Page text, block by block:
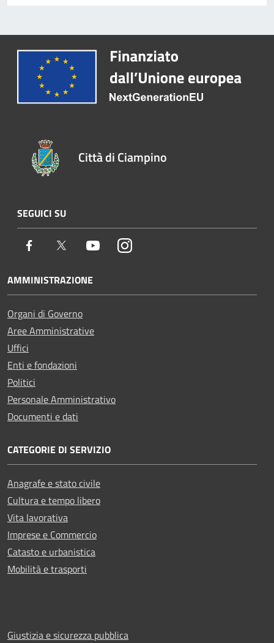
Città di Ciampino
SEGUICI SU
Facebook Twitter YoutubeInstagram
AMMINISTRAZIONE
Organi di Governo
Aree Amministrative
Uffici
Enti e fondazioni
Politici
Personale Amministrativo
Documenti e dati
CATEGORIE DI SERVIZIO
Anagrafe e stato civile
Cultura e tempo libero
Vita lavorativa
Imprese e Commercio
Catasto e urbanistica
Mobilità e trasporti
Giustizia e sicurezza pubblica